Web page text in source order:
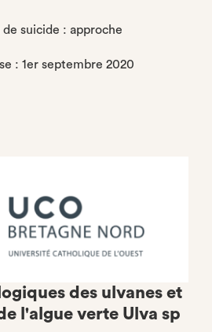
suicide : approche
: 1er septembre 2020
des ulvanes et
l'algue verte Ulva sp